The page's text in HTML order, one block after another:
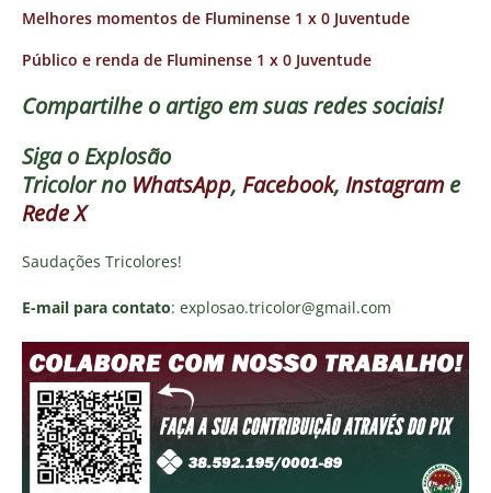
Melhores momentos de Fluminense 1 x 0 Juventude
Público e renda de Fluminense 1 x 0 Juventude
Compartilhe o artigo em suas redes sociais!
Siga oExplosão
Tricolorno WhatsApp, Facebook, Instagram e
Rede X
Saudações Tricolores!
E-mail para contato: explosao.tricolor@gmail.com